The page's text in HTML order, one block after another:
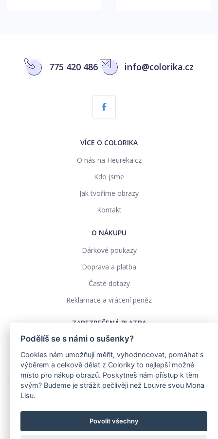
775 420 486 info@colorika.cz
VÍCE O COLORIKA
O nás na Heureka.cz
Kdo jsme
Jak tvoříme obrazy
Kontakt
O NÁKUPU
Dárkové poukazy
Doprava a platba
Časté dotazy
Reklamace a vrácení peněz
ZABEZPEČENÁ PLATBA
Obchodní podmínky
Realizace: pavelszabo.cz
Podělíš se s námi o sušenky?
Cookies nám umožňují měřit, vyhodnocovat, pomáhat s
výběrem a celkově dělat z Coloriky to nejlepší možné
místo pro nákup obrazů. Poskytneš nám přístup k těm
svým? Budeme je strážit pečlivěji než Louvre svou Mona
Lisu.
Povolit všechny